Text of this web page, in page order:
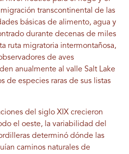
transcontinental de las
básicas de alimento, agua y
durante decenas de miles
ruta migratoria intermontañosa,
de aves
anualmente al valle Salt Lake
de especies raras de sus listas
del siglo XIX crecieron
el oeste, la variabilidad del
determinó dónde las
caminos naturales de